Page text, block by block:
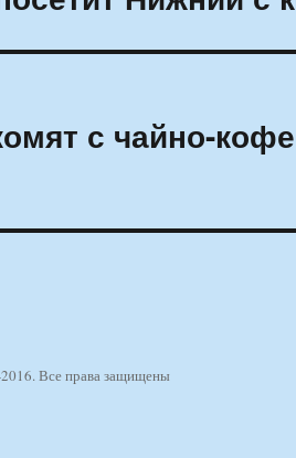
с чайно-
Все права защищены